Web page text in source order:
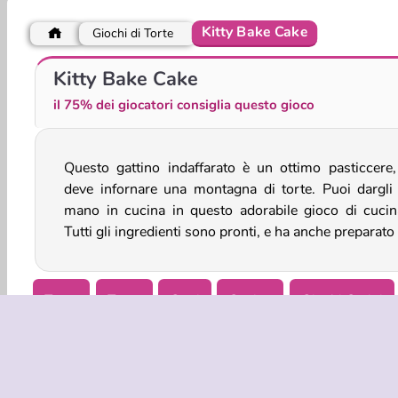
Giochi di Torte Kitty Bake Cake
Kitty Bake Cake
il 75% dei giocatori consiglia questo gioco
Questo gattino indaffarato è un ottimo
deve infornare una montagna di torte. Puoi dargli
mano in cucina in questo adorabile gioco di
Tutti gli ingredienti sono pronti, e ha anche
gli strumenti necessari! Aiutalo a creare delle
adorabili con decorazioni a forma di animali, come
Torte Torte Gatti Cucina Giochi Carini